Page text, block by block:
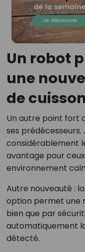
Un robot
une
de cuisson
Un autre point fort
ses prédécesseurs.
considérablement
avantage pour
environnement
Autre nouveauté : la
option permet une
bien que par
automatiquement
détecté.